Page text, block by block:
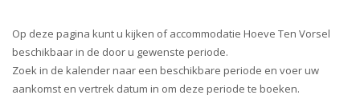
Op deze pagina kunt u kijken of accommodatie Hoeve Ten Vorsel
beschikbaar in de door u gewenste periode.
Zoek in de kalender naar een beschikbare periode en voer uw
aankomst en vertrek datum in om deze periode te boeken.